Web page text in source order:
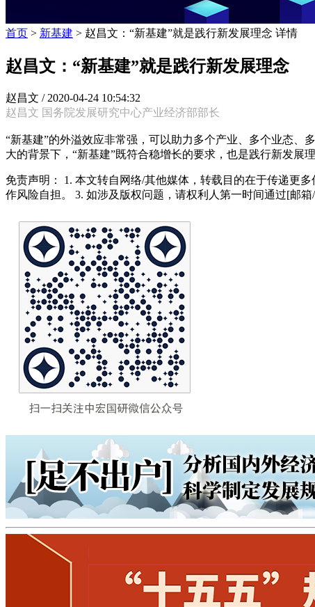
首页 > 新基建 > 赵昌文：“新基建”就是践行新发展理念 详情
赵昌文：“新基建”就是践行新发展理念
赵昌文 / 2020-04-24 10:54:32
赵昌文 国务院发展研究中心产业经济部部长
“新基建”的外溢效应非常强，可以助力多个产业、多个业态
大的背景下，“新基建”既符合稳增长的要求，也是践行新发
免责声明： 1. 本文转自网络/其他媒体，转载目的在于传递更
作风险自担。 3. 如涉及版权问题，请权利人第一时间通过[邮